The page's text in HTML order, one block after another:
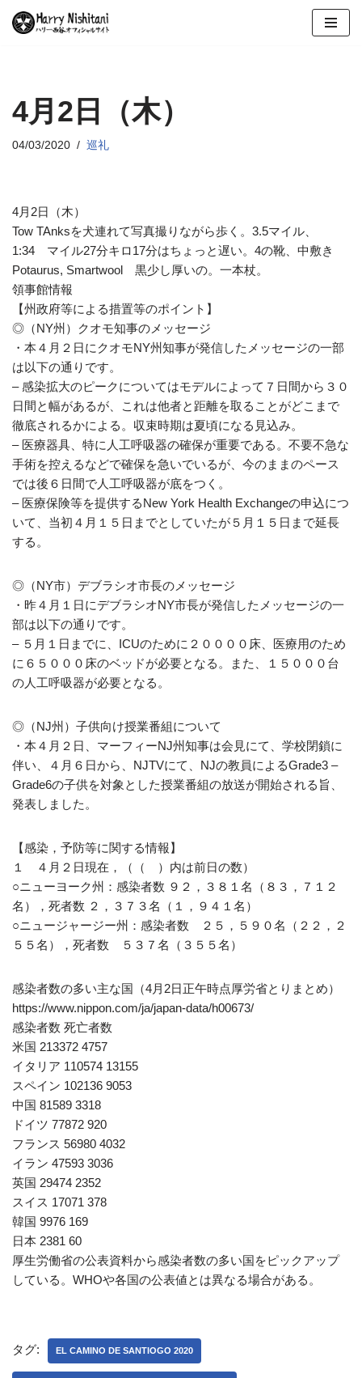
ン
ツ
へ
プ
4月2日（木）
04/03/2020 巡礼
4月2日（木）
Tow TAnksを犬連れて写真撮りながら歩く。3.5マイル、
1:34 マイル27分キロ17分はちょっと遅い。4の靴、中敷き
Potaurus, Smartwool 黒少し厚いの。一本杖。
領事館情報
【州政府等による措置等のポイント】
◎（NY州）クオモ知事のメッセージ
・本４月２日にクオモNY州知事が発信したメッセージの一部
は以下の通りです。
– 感染拡大のピークについてはモデルによって７日間から３０
日間と幅があるが、これは他者と距離を取ることがどこまで
徹底されるかによる。収束時期は夏頃になる見込み。
– 医療器具、特に人工呼吸器の確保が重要である。不要不急な
手術を控えるなどで確保を急いでいるが、今のままのペース
では後６日間で人工呼吸器が底をつく。
– 医療保険等を提供するNew York Health Exchangeの申込につ
いて、当初４月１５日までとしていたが５月１５日まで延長
する。
◎（NY市）デブラシオ市長のメッセージ
・昨４月１日にデブラシオNY市長が発信したメッセージの一
部は以下の通りです。
– ５月１日までに、ICUのために２００００床、医療用のため
に６５０００床のベッドが必要となる。また、１５０００台
の人工呼吸器が必要となる。
◎（NJ州）子供向け授業番組について
・本４月２日、マーフィーNJ州知事は会見にて、学校閉鎖に
伴い、４月６日から、NJTVにて、NJの教員によるGrade3 –
Grade6の子供を対象とした授業番組の放送が開始される旨、
発表しました。
【感染，予防等に関する情報】
１ ４月２日現在，（（ ）内は前日の数）
○ニューヨーク州：感染者数 ９２，３８１名（８３，７１２
名），死者数 ２，３７３名（１，９４１名）
○ニュージャージー州：感染者数 ２５，５９０名（２２，２
５５名），死者数 ５３７名（３５５名）
感染者数の多い主な国（4月2日正午時点厚労省とりまとめ）
https://www.nippon.com/ja/japan-data/h00673/
感染者数 死亡者数
米国 213372 4757
イタリア 110574 13155
スペイン 102136 9053
中国 81589 3318
ドイツ 77872 920
フランス 56980 4032
イラン 47593 3036
英国 29474 2352
スイス 17071 378
韓国 9976 169
日本 2381 60
厚生労働省の公表資料から感染者数の多い国をピックアップ
している。WHOや各国の公表値とは異なる場合がある。
タグ: EL CAMINO DE SANTIOGO 2020